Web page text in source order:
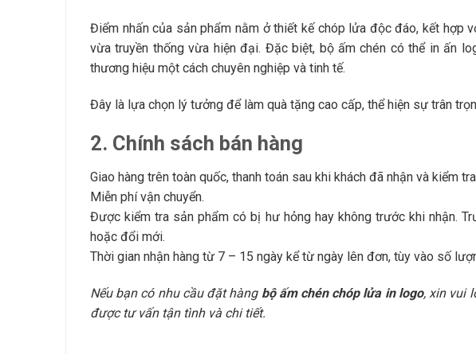
Điểm nhấn của sản phẩm nằm ở thiết kế chóp lửa độc đáo, kết hợp
vừa truyền thống vừa hiện đại. Đặc biệt, bộ ấm chén có thể in ấn
thương hiệu một cách chuyên nghiệp và tinh tế.
Đây là lựa chọn lý tưởng để làm quà tặng cao cấp, thể hiện sự trân
2. Chính sách bán hàng
Giao hàng trên toàn quốc, thanh toán sau khi khách đã nhận và kiểm
Miễn phí vận chuyển.
Được kiểm tra sản phẩm có bị hư hỏng hay không trước khi nhận.
hoặc đổi mới.
Thời gian nhận hàng từ 7 – 15 ngày kể từ ngày lên đơn, tùy vào số
Nếu bạn có nhu cầu đặt hàng bộ ấm chén chóp lửa in logo, xin vui
được tư vấn tận tình và chi tiết.